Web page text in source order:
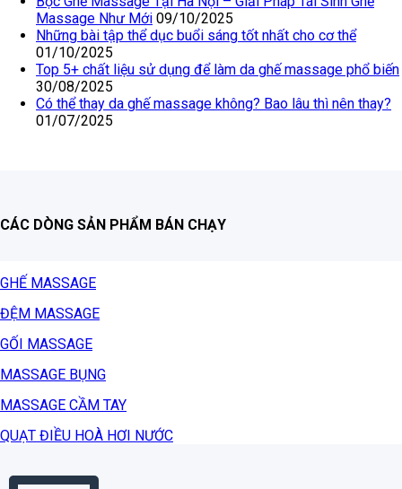
Massage Như Mới 09/10/2025
Những bài tập thể dục buổi sáng tốt nhất cho cơ thể
01/10/2025
Top 5+ chất liệu sử dụng để làm da ghế massage phổ biến
30/08/2025
Có thể thay da ghế massage không? Bao lâu thì nên thay?
01/07/2025
CÁC DÒNG SẢN PHẨM BÁN CHẠY
GHẾ MASSAGE
ĐỆM MASSAGE
GỐI MASSAGE
MASSAGE BỤNG
MASSAGE CẦM TAY
QUẠT ĐIỀU HOÀ HƠI NƯỚC